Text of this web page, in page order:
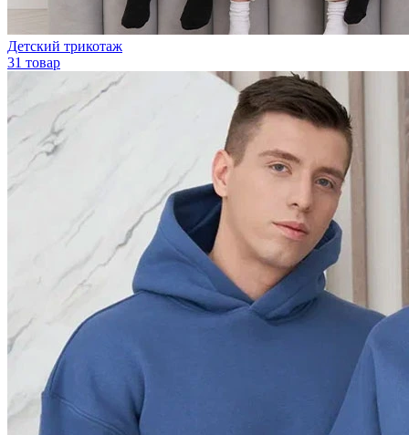
Детский трикотаж
31 товар